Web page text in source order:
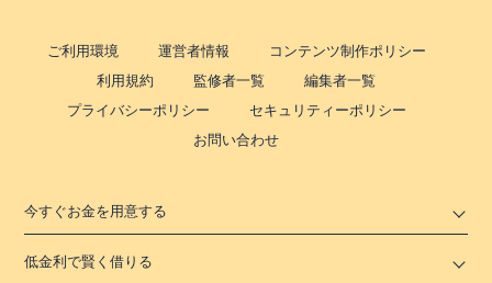
ご利用環境 運営者情報
コンテンツ制作ポリシー
利用規約
監修者一覧
編集者一覧
プライバシーポリシー
セキュリティーポリシー
お問い合わせ
今すぐお金を用意する
低金利で賢く借りる